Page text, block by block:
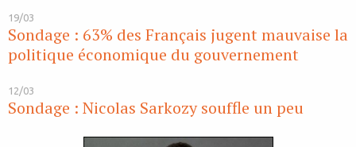
19/03
Sondage : 63% des Français jugent mauvaise la
politique économique du gouvernement
12/03
Sondage : Nicolas Sarkozy souffle un peu